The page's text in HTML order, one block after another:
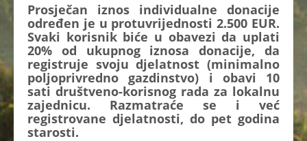
Prosječan iznos individualne donacije
određen je u protuvrijednosti 2.500 EUR.
Svaki korisnik biće u obavezi da uplati
20% od ukupnog iznosa donacije, da
registruje svoju djelatnost (minimalno
poljoprivredno gazdinstvo) i obavi 10
sati društveno-korisnog rada za lokalnu
zajednicu. Razmatraće se i već
registrovane djelatnosti, do pet godina
starosti.